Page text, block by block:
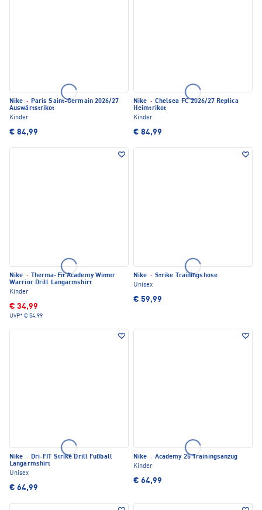
Nike · Paris Saint-Germain 2026/27
Auswärtstrikot
Kinder
€ 84,99
Nike · Chelsea FC 2026/27 Replica
Heimtrikot
Kinder
€ 84,99
Nike ·
Therma-Fit Academy Winter
Warrior Drill Langarmshirt
Kinder
€ 34,99
UVP* € 54,99
Nike · Strike Trainingshose
Unisex
€ 59,99
Nike · Dri-FIT Strike Drill Fußball
Langarmshirt
Unisex
€ 64,99
Nike · Academy 25 Trainingsanzug
Kinder
€ 64,99